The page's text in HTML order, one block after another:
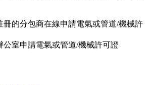
冊的分包商在線申請電氣或管道/機械許
公室申請電氣或管道/機械許可證